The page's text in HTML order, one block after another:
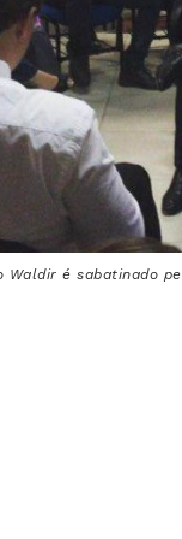
Waldir é sabatinado